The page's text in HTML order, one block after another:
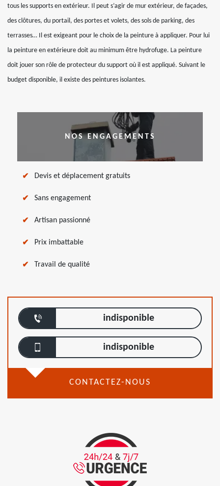
tous les supports en extérieur. Il peut s’agir de mur extérieur, de façades,
des clôtures, du portail, des portes et volets, des sols de parking, des
terrasses… Il est exigeant pour le choix de la peinture à appliquer. Pour lui
la peinture en extérieure doit au minimum être hydrofuge. La peinture
doit jouer son rôle de protecteur du support où il est appliqué. Suivant le
budget disponible, il existe des peintures isolantes.
NOS ENGAGEMENTS
Devis et déplacement gratuits
Sans engagement
Artisan passionné
Prix imbattable
Travail de qualité
indisponible
indisponible
CONTACTEZ-NOUS